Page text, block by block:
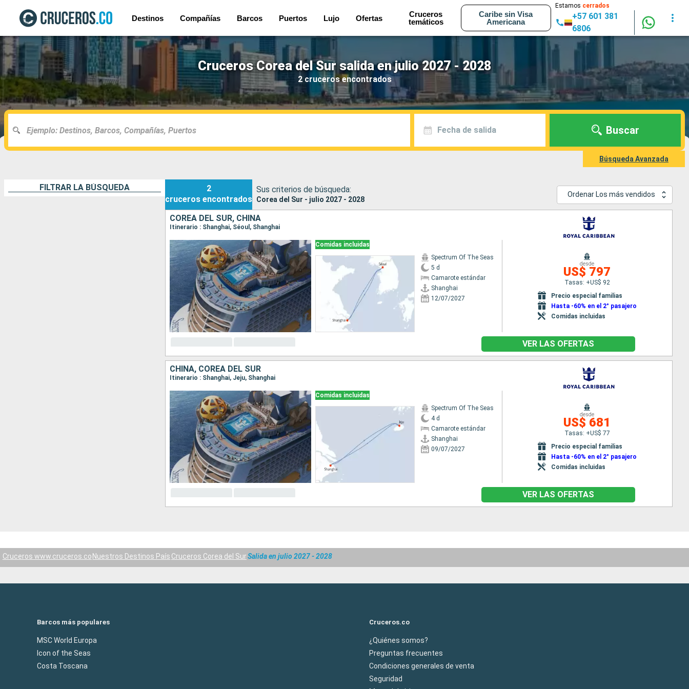
Destinos Compañías Barcos Puertos Lujo Ofertas
Cruceros
temáticos
Caribe sin Visa
Americana
Estamos cerrados
+57 601 381
6806
Cruceros Corea del Sur salida en julio 2027 - 2028
2 cruceros encontrados
Fecha de salida Buscar
Búsqueda Avanzada
FILTRAR LA BÚSQUEDA
2
cruceros encontrados
Sus criterios de búsqueda:
Corea del Sur - julio 2027 - 2028
Ordenar Los más vendidos
COREA DEL SUR, CHINA
Itinerario : Shanghai, Séoul, Shanghai
Comidas incluidas
Spectrum Of The Seas
5 d
Camarote estándar
Shanghai
12/07/2027
desde
US$ 797
Tasas: +US$ 92
Precio especial familias
Hasta -60% en el 2° pasajero
Comidas incluidas
VER LAS OFERTAS
CHINA, COREA DEL SUR
Itinerario : Shanghai, Jeju, Shanghai
Comidas incluidas
Spectrum Of The Seas
4 d
Camarote estándar
Shanghai
09/07/2027
desde
US$ 681
Tasas: +US$ 77
Precio especial familias
Hasta -60% en el 2° pasajero
Comidas incluidas
VER LAS OFERTAS
Cruceros www.cruceros.co Nuestros Destinos País Cruceros Corea del SurSalida en julio 2027 - 2028
Barcos más populares
MSC World Europa
Icon of the Seas
Costa Toscana
Cruceros.co
¿Quiénes somos?
Preguntas frecuentes
Condiciones generales de venta
Seguridad